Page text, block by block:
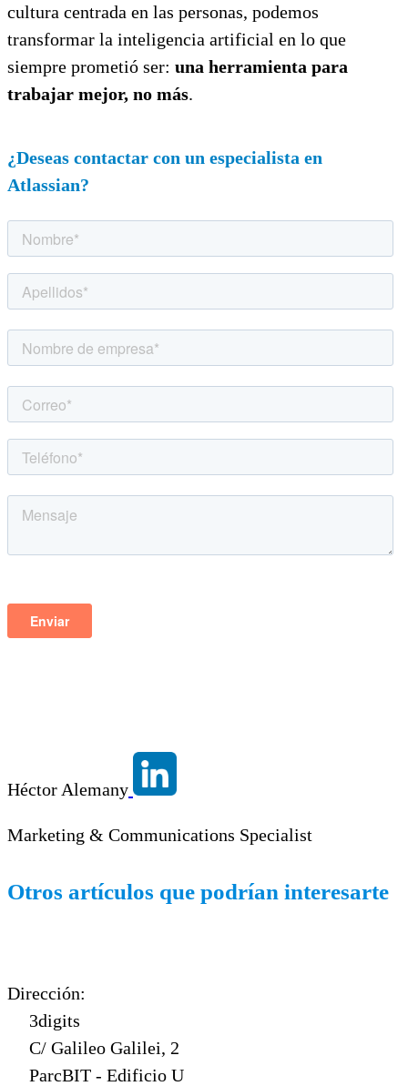
cultura centrada en las personas, podemos
transformar la inteligencia artificial en lo que
siempre prometió ser: una herramienta para
trabajar mejor, no más.
¿Deseas contactar con un especialista en
Atlassian?
Héctor Alemany
Marketing & Communications Specialist
Otros artículos que podrían interesarte
Dirección:
3digits
C/ Galileo Galilei, 2
ParcBIT - Edificio U